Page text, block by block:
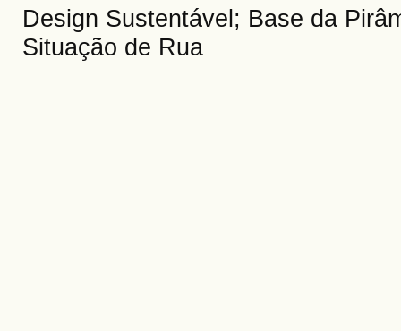
Design Sustentável; Base da
Situação de Rua